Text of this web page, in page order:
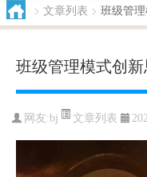
> 文章列表 > 班级管
班级管理模式创新
网友:bj 文章列表